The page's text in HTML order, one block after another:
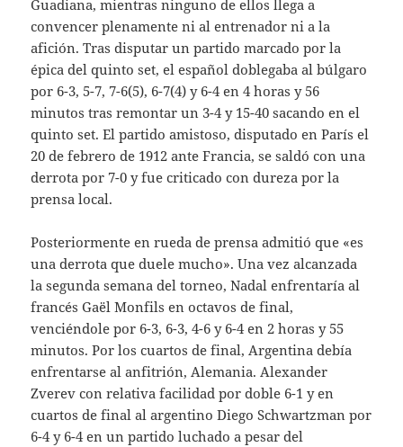
Guadiana, mientras ninguno de ellos llega a
convencer plenamente ni al entrenador ni a la
afición. Tras disputar un partido marcado por la
épica del quinto set, el español doblegaba al búlgaro
por 6-3, 5-7, 7-6(5), 6-7(4) y 6-4 en 4 horas y 56
minutos tras remontar un 3-4 y 15-40 sacando en el
quinto set. El partido amistoso, disputado en París el
20 de febrero de 1912 ante Francia, se saldó con una
derrota por 7-0 y fue criticado con dureza por la
prensa local.
Posteriormente en rueda de prensa admitió que «es
una derrota que duele mucho». Una vez alcanzada
la segunda semana del torneo, Nadal enfrentaría al
francés Gaël Monfils en octavos de final,
venciéndole por 6-3, 6-3, 4-6 y 6-4 en 2 horas y 55
minutos. Por los cuartos de final, Argentina debía
enfrentarse al anfitrión, Alemania. Alexander
Zverev con relativa facilidad por doble 6-1 y en
cuartos de final al argentino Diego Schwartzman por
6-4 y 6-4 en un partido luchado a pesar del